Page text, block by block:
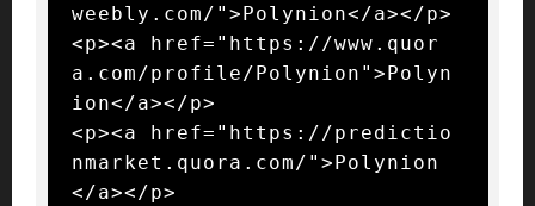
weebly.com/">Polynion</a></p>
<p><a href="https://www.quor
a.com/profile/Polynion">Polyn
ion</a></p>
<p><a href="https://predictio
nmarket.quora.com/">Polynion
</a></p>